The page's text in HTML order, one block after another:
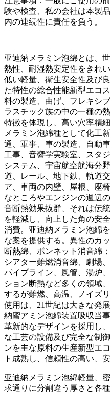
験や検査、私の会社は本製
内の連続性に責任を負う。
亚迪納メラミン泡綿とは、
熱性、耐湿熱安定性をきれ
低い軽量、衛生安全性及び
た特性の総合性能新型エコ
料の製造、曲げ、フレキシ
ラスチック族の中の一種の
特徴を体現し、高い穴率精
メラミン泡綿種として化工
通、軍事、車の製造、自動
工事、音響学実験室、スタ
システム、宇宙航空航海分
道、レール、地下鉄、軌道
ア、車両の内壁、屋根、座
なところやエンジンの週辺
音断熱効果抜群、それは伝
を軽減し、向上した角の安
消費。亚迪納メラミン泡綿
な案を提供する。異性のカ
断熱綿、ボンネット消音綿
シアター難燃消音綿、劇場
パイプライン、風管、湯炉
ション断熱など多くの領域
するが難燃、高温、ノイズ
使用は、21世紀は大きな発
納蜜アミン泡綿装置吸収当
革新的なデザインを採用し
な工芸の設備及び完全な制
ンを主な原料の生産新型エ
ト成熟し、信頼性の高い、
亚迪納メラミン泡綿軽量、
求通りに分割違う厚さと各